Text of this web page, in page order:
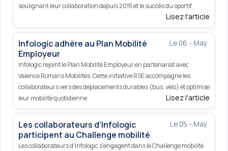
soulignant leur collaboration depuis 2015 et le succès du sportif.
Lisez l'article
Le 06 - May
Infologic adhère au Plan Mobilité
Employeur
Infologic rejoint le Plan Mobilité Employeur en partenariat avec
Valence Romans Mobilités. Cette initiative RSE accompagne les
collaborateurs vers des déplacements durables (bus, vélo) et optimise
leur mobilité quotidienne.
Lisez l'article
Le 05 - May
Les collaborateurs d’Infologic
participent au Challenge mobilité
Les collaborateurs d'Infologic s'engagent dans le Challenge mobilité